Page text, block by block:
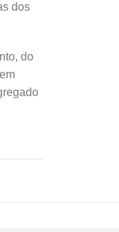
dos
do